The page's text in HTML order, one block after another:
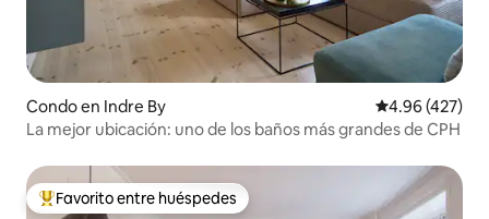
Condo en Indre By Calificación
4.96 (427)
La mejor ubicación: uno de los baños más grandes de CPH
Favorito entre huéspedes preferido
Favorito entre huéspedes